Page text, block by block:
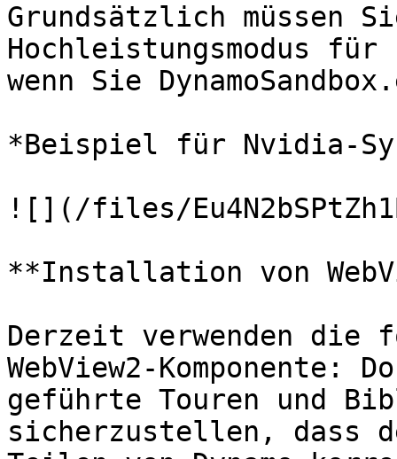
Grundsätzlich müssen
Hochleistungsmodus
wenn Sie
*Beispiel für Nvidia-
![](/files/
**Installation von
Derzeit verwenden die
WebView2-Komponente:
geführte Touren und
sicherzustellen, dass